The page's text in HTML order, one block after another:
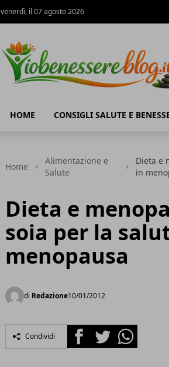
venerdì, il 07 agosto 2026
HOME CONSIGLI SALUTE E
Home
Alimentazione e
Salute
Dieta e
in
Dieta e
soia per la
menopausa
di Redazione10/01/2012
Condividi FacebookTwitterWhatsapp